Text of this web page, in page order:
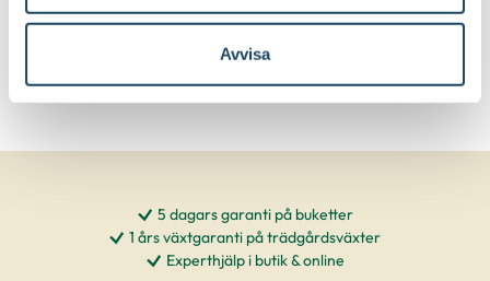
Avvisa
5 dagars garanti på buketter
1 års växtgaranti på trädgårdsväxter
Experthjälp i butik & online